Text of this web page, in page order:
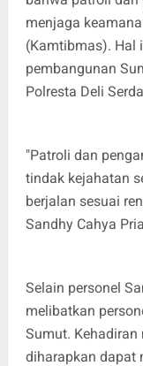
menjaga
(Kamtibmas). Hal
pembangunan
Polresta Deli
"Patroli dan
tindak kejahatan
berjalan sesuai
Sandhy Cahya
Selain personel
melibatkan
Sumut.
diharapkan dapat